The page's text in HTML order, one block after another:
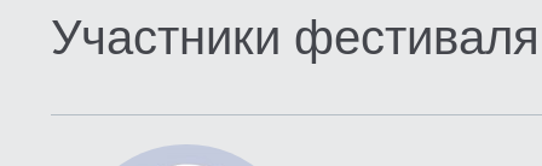
Участники фестиваля